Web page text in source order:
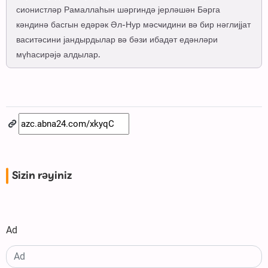
сионистләр Рамаллаһын шәргиндә јерләшән Бәрга
кәндинә басгын едәрәк Әл-Нур мәсҹидини вә бир нәглијјат
васитәсини јандырдылар вә бәзи ибадәт едәнләри
мүһасирәјә алдылар.
Sizin rəyiniz
Ad